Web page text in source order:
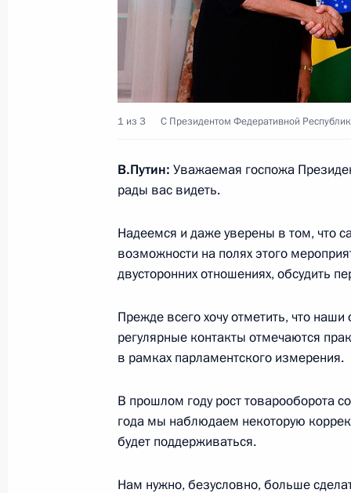
Встреча с президентом Нового
22 октября 2024 года, 12:30
Встреча с президентом Нового
Встреча с Президентом Бразилии
8 июля 2015 года, 21:45
Встреча глав государств и
15 ноября 2014 года, 03:00
1 из 3 С Президентом Федеративной
В.Путин: Уважаемая госпожа
рады вас видеть.
Надеемся и даже уверены в том, что
возможности на полях этого
двусторонних отношениях, обсудить
Прежде всего хочу отметить, что
регулярные контакты отмечаются
в рамках парламентского измерения.
В прошлом году рост товарооборота
года мы наблюдаем некоторую
будет поддерживаться.
Нам нужно, безусловно, больше